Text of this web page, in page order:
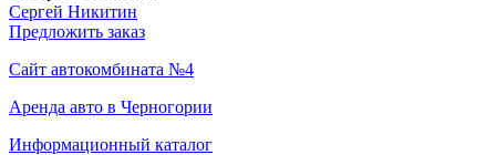
Сергей Никитин
Предложить заказ
Сайт автокомбината №4
Аренда авто в Черногории
Информационный каталог